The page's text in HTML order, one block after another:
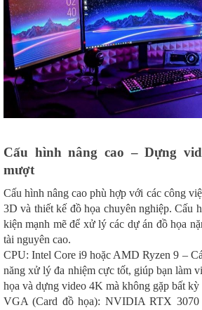
Cấu hình nâng cao – Dựng
mượt
Cấu hình nâng cao phù hợp với các công
3D và thiết kế đồ họa chuyên nghiệp. Cấu
kiện mạnh mẽ để xử lý các dự án đồ họa
tài nguyên cao.
CPU: Intel Core i9 hoặc AMD Ryzen 9 –
năng xử lý đa nhiệm cực tốt, giúp bạn làm
họa và dựng video 4K mà không gặp bất kỳ
VGA (Card đồ họa): NVIDIA RTX 3070